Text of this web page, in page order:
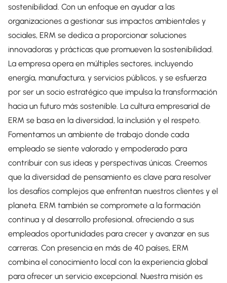
sostenibilidad. Con un enfoque en ayudar a las
organizaciones a gestionar sus impactos ambientales y
sociales, ERM se dedica a proporcionar soluciones
innovadoras y prácticas que promueven la sostenibilidad.
La empresa opera en múltiples sectores, incluyendo
energía, manufactura, y servicios públicos, y se esfuerza
por ser un socio estratégico que impulsa la transformación
hacia un futuro más sostenible. La cultura empresarial de
ERM se basa en la diversidad, la inclusión y el respeto.
Fomentamos un ambiente de trabajo donde cada
empleado se siente valorado y empoderado para
contribuir con sus ideas y perspectivas únicas. Creemos
que la diversidad de pensamiento es clave para resolver
los desafíos complejos que enfrentan nuestros clientes y el
planeta. ERM también se compromete a la formación
continua y al desarrollo profesional, ofreciendo a sus
empleados oportunidades para crecer y avanzar en sus
carreras. Con presencia en más de 40 países, ERM
combina el conocimiento local con la experiencia global
para ofrecer un servicio excepcional. Nuestra misión es